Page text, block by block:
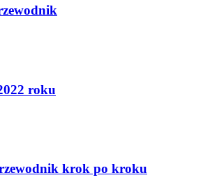
roku
krok po kroku